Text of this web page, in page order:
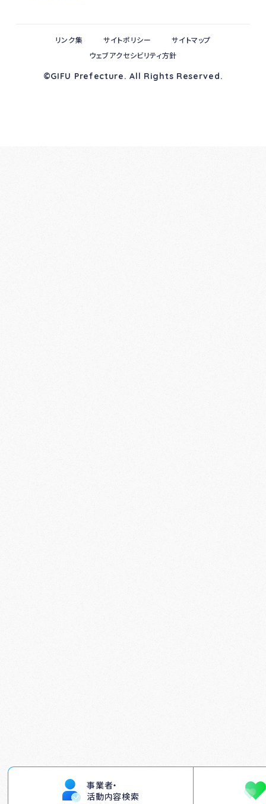
事業者・
活動内容検索
©GIFU Prefecture. All Rights Reserved.
リンク集 サイトポリシー
サイトマップ
ウェブアクセシビリティ方針